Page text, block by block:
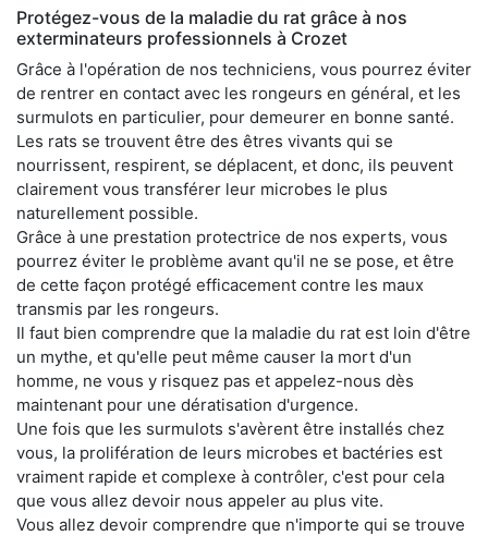
Protégez-vous de la maladie du rat grâce à nos
exterminateurs professionnels à Crozet
Grâce à l'opération de nos techniciens, vous pourrez éviter
de rentrer en contact avec les rongeurs en général, et les
surmulots en particulier, pour demeurer en bonne santé.
Les rats se trouvent être des êtres vivants qui se
nourrissent, respirent, se déplacent, et donc, ils peuvent
clairement vous transférer leur microbes le plus
naturellement possible.
Grâce à une prestation protectrice de nos experts, vous
pourrez éviter le problème avant qu'il ne se pose, et être
de cette façon protégé efficacement contre les maux
transmis par les rongeurs.
Il faut bien comprendre que la maladie du rat est loin d'être
un mythe, et qu'elle peut même causer la mort d'un
homme, ne vous y risquez pas et appelez-nous dès
maintenant pour une dératisation d'urgence.
Une fois que les surmulots s'avèrent être installés chez
vous, la prolifération de leurs microbes et bactéries est
vraiment rapide et complexe à contrôler, c'est pour cela
que vous allez devoir nous appeler au plus vite.
Vous allez devoir comprendre que n'importe qui se trouve